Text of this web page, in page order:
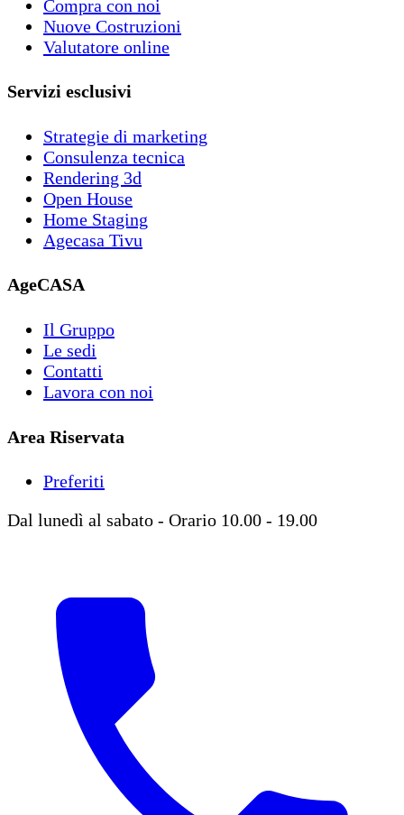
Compra con noi
Nuove Costruzioni
Valutatore online
Servizi esclusivi
Strategie di marketing
Consulenza tecnica
Rendering 3d
Open House
Home Staging
Agecasa Tivu
AgeCASA
Il Gruppo
Le sedi
Contatti
Lavora con noi
Area Riservata
Preferiti
Dal lunedì al sabato - Orario 10.00 - 19.00